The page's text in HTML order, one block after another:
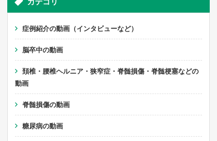
症例紹介の動画（インタビューなど）
脳卒中の動画
頚椎・腰椎ヘルニア・狭窄症・脊髄損傷・脊髄梗塞などの
動画
脊髄損傷の動画
糖尿病の動画